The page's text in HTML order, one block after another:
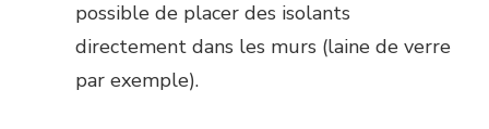
possible de placer des isolants
directement dans les murs (laine de verre
par exemple).